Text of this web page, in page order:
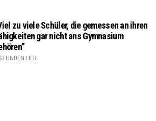
zu viele Schüler, die gemessen an ihren
gar nicht ans Gymnasium
HER